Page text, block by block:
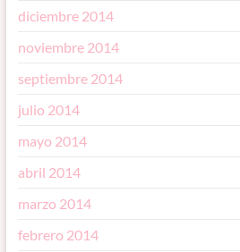
diciembre 2014
noviembre 2014
septiembre 2014
julio 2014
mayo 2014
abril 2014
marzo 2014
febrero 2014